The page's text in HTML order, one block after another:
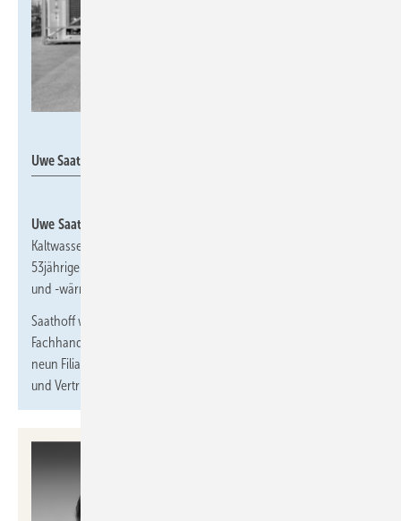
Uwe Saathoff
Uwe Saathoff
Kaltwassersätze und Wärmepumpen bei Mitsubishi Electric. Der
53jährige verantwortet damit das neue Geschäftsfeld Mietkälte
und -wärme
Saathoff war bis 2023 langjährig in einem
Fachhandwerksunternehmen für Kälte- und Wärmetechnik mit
neun Filialen in Deutschland als Mitglied der Geschäftsleitung
und Vertriebsleiter Deutschland aktiv.